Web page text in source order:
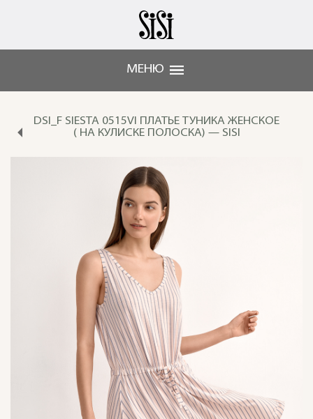
МЕНЮ
DSI_F SIESTA 0515VI ПЛАТЬЕ ТУНИКА ЖЕНСКОЕ
( НА КУЛИСКЕ ПОЛОСКА) — SISI